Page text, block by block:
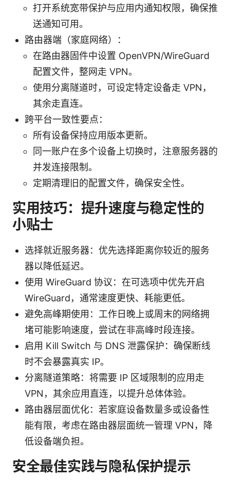
打开系统宽带保护与应用内通知权限，确保推
送通知可用。
路由器端（家庭网络）：
在路由器固件中设置 OpenVPN/WireGuard
配置文件，整网走 VPN。
使用分离隧道时，可设定特定设备走 VPN，
其余走直连。
跨平台一致性要点：
所有设备保持应用版本更新。
同一账户在多个设备上切换时，注意服务器的
并发连接限制。
定期清理旧的配置文件，确保安全性。
实用技巧：提升速度与稳定性的
小贴士
选择就近服务器：优先选择距离你较近的服务
器以降低延迟。
使用 WireGuard 协议：在可选项中优先开启
WireGuard，通常速度更快、耗能更低。
避免高峰期使用：工作日晚上或周末的网络拥
堵可能影响速度，尝试在非高峰时段连接。
启用 Kill Switch 与 DNS 泄露保护：确保断线
时不会暴露真实 IP。
分离隧道策略：将需要 IP 区域限制的应用走
VPN，其余应用直连，以提升总体体验。
路由器层面优化：若家庭设备数量多或设备性
能有限，考虑在路由器层面统一管理 VPN，降
低设备端负担。
安全最佳实践与隐私保护提示